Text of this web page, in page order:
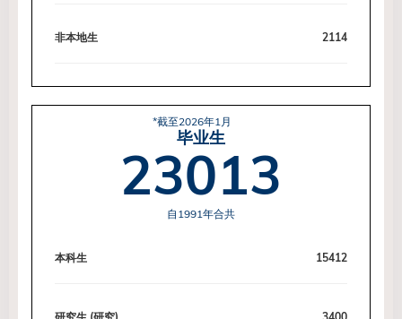
非本地生 2114
*截至2026年1月
毕业生
23013
自1991年合共
本科生 15412